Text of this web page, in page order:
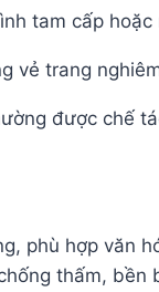
tam cấp
vẻ trang
được chế
phù hợp văn
thấm, bền